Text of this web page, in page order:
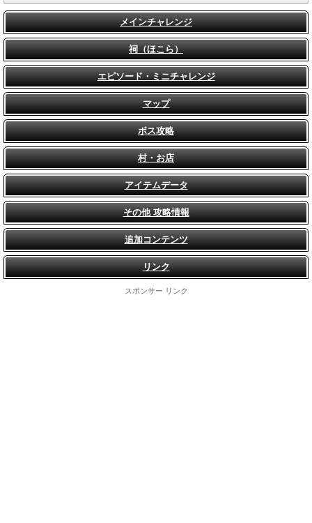
メインチャレンジ
祠（ほこら）
エピソード・ミニチャレンジ
マップ
ボス攻略
村・お店
アイテムデータ
その他 攻略情報
追加コンテンツ
リンク
スポンサー リンク